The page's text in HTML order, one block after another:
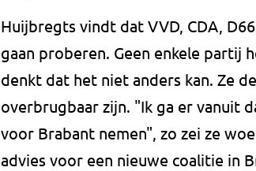
Huijbregts vindt dat VVD, CDA,
gaan proberen. Geen enkele partij
denkt dat het niet anders kan. Ze
overbrugbaar zijn. "Ik ga er vanuit
voor Brabant nemen", zo zei ze
advies voor een nieuwe coalitie in